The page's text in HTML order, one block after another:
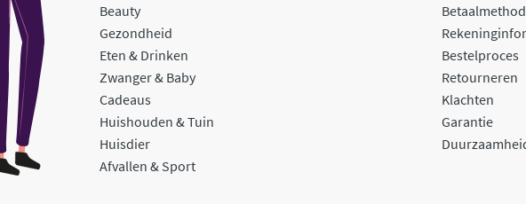
Beauty
Gezondheid
Eten & Drinken
Zwanger & Baby
Cadeaus
Huishouden & Tuin
Huisdier
Afvallen & Sport
Bestelproces
Retourneren
Klachten
Garantie